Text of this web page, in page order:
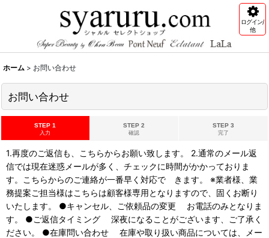
ログイン/
他
ホーム > お問い合わせ
お問い合わせ
STEP 1
入力
STEP 2
確認
STEP 3
完了
1.再度のご返信も、こちらからお願い致します。 2.通常のメール返
信では現在迷惑メールが多く、チェックに時間がかかっておりま
す。こちらからのご連絡が一番早く対応で きます。 ※業者様、業
務提案ご担当様はこちらは顧客様専用となりますので、固くお断り
いたします。 ●キャンセル、ご依頼品の変更 お電話のみとなりま
す。 ●ご返信タイミング 深夜になることがございます、ご了承く
ださい。 ●在庫問い合わせ 在庫や取り扱い商品については、メー